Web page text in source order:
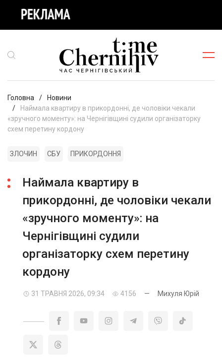
Головна
Новини
Наймала квартиру в прикордонні, де чоловіки чекали
«зручного моменту»: на Чернігівщині судили організаторку
схем перетину кордону
ЗЛОЧИН СБУ ПРИКОРДОННЯ
Наймала квартиру в
прикордонні, де чоловіки чекали
«зручного моменту»: на
Чернігівщині судили
організаторку схем перетину
кордону
31 ТРАВНЯ 2026, 09:34 4156 — Михуля Юрій